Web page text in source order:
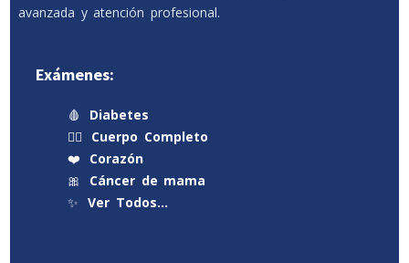
avanzada y atención profesional.
Exámenes:
🩸
Diabetes
🧍‍♂️
Cuerpo Completo
❤️
Corazón
🎀
Cáncer de mama
✨ Ver Todos…